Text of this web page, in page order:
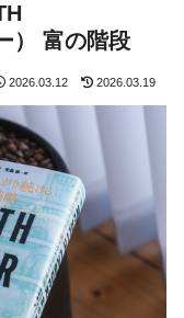
） 富の階段
2026.03.12 2026.03.19